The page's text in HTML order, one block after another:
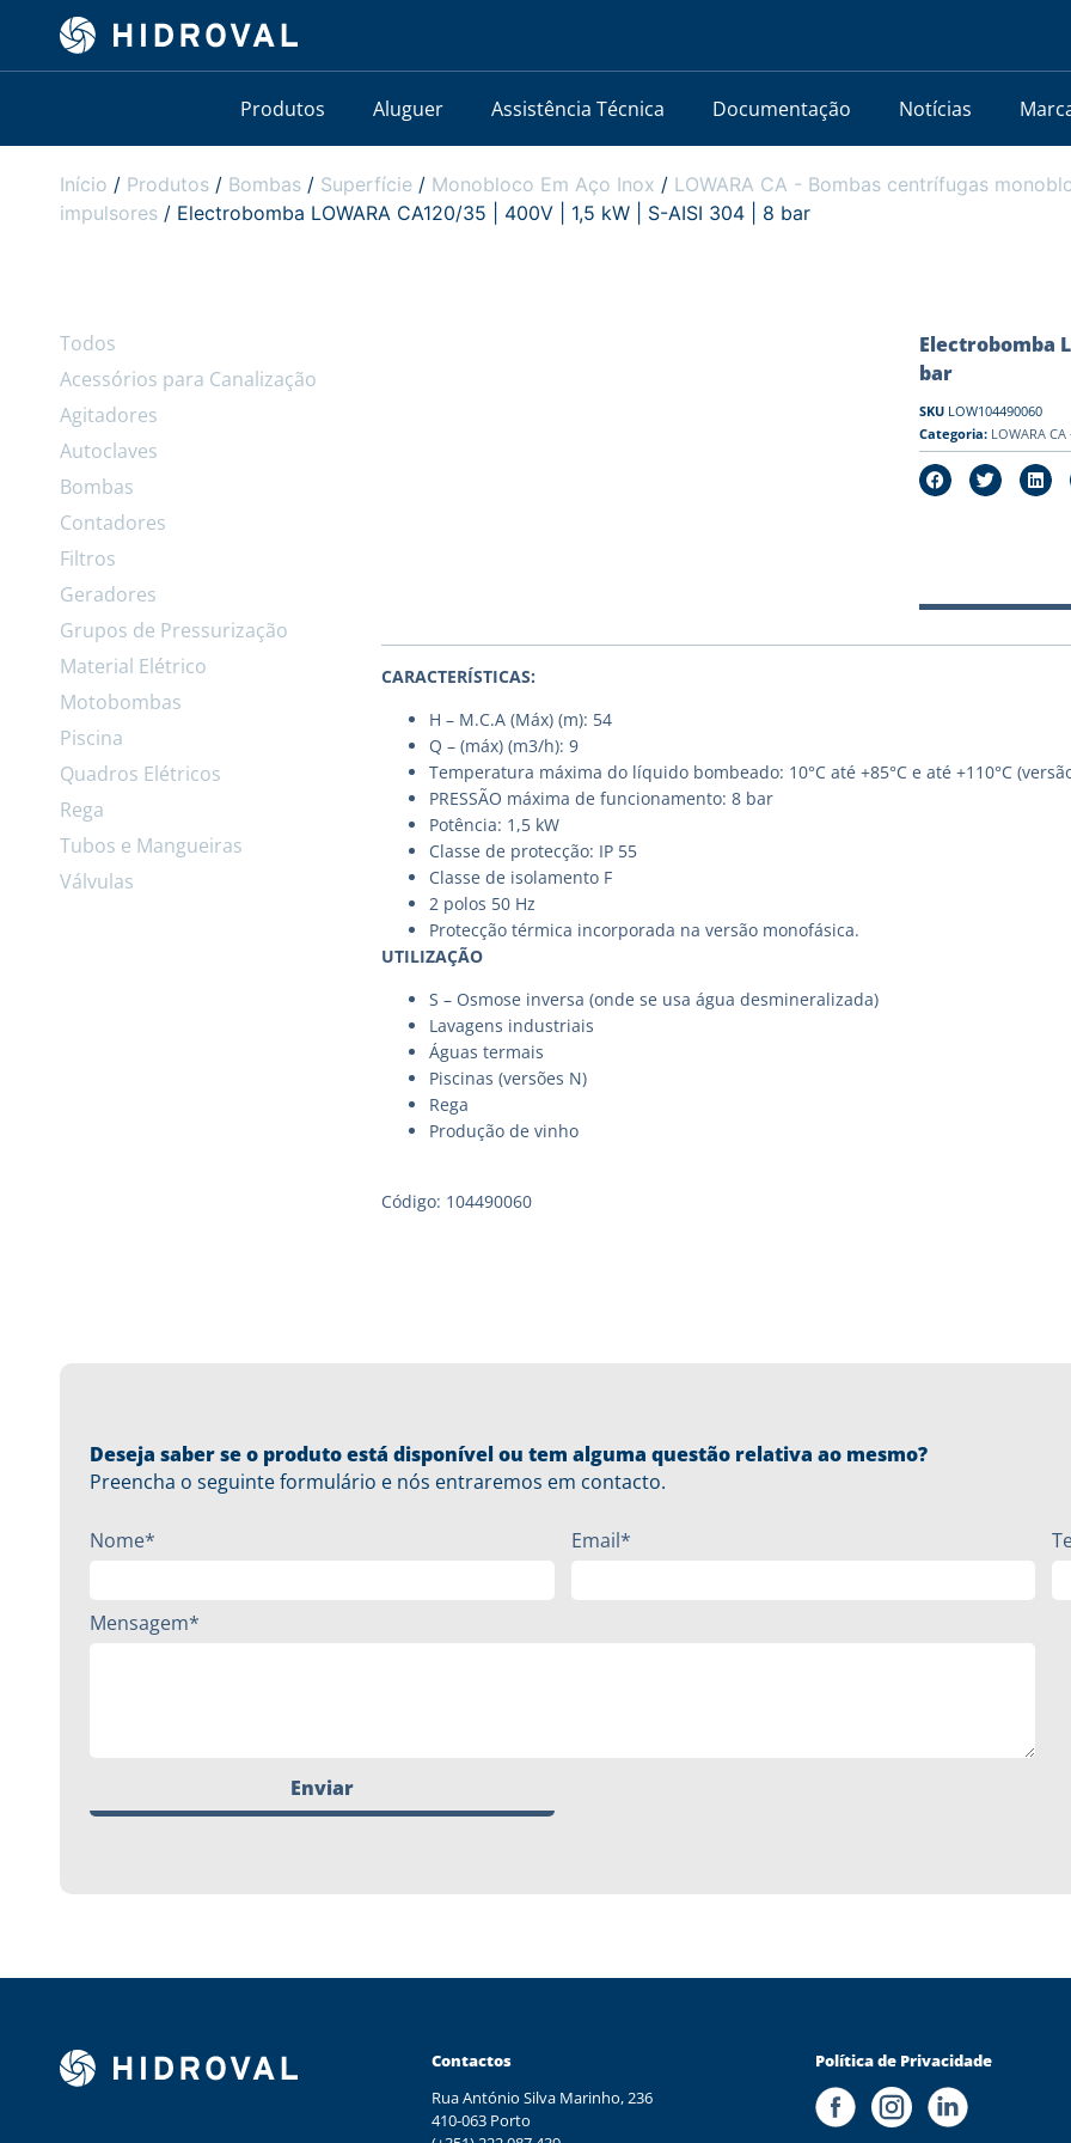
Produtos Aluguer Assistência Técnica Documentação Notícias
Início / Produtos / Bombas / Superfície / Monobloco Em Aço Inox / LOWARA CA - Bombas centrífugas
impulsores / Electrobomba LOWARA CA120/35 | 400V | 1,5 kW | S-AISI 304 | 8 bar
Todos
Acessórios para Canalização
Agitadores
Autoclaves
Bombas
Contadores
Filtros
Geradores
Grupos de Pressurização
Material Elétrico
Motobombas
Piscina
Quadros Elétricos
Rega
Tubos e Mangueiras
Válvulas
Electrobomba
bar
SKU LOW104490060
Categoria: LOWARA
CARACTERÍSTICAS:
H – M.C.A (Máx) (m): 54
Q – (máx) (m3/h): 9
Temperatura máxima do líquido bombeado: 10°C até +85°C e até +110°C
PRESSÃO máxima de funcionamento: 8 bar
Potência: 1,5 kW
Classe de protecção: IP 55
Classe de isolamento F
2 polos 50 Hz
Protecção térmica incorporada na versão monofásica.
UTILIZAÇÃO
S – Osmose inversa (onde se usa água desmineralizada)
Lavagens industriais
Águas termais
Piscinas (versões N)
Rega
Produção de vinho
Código: 104490060
Deseja saber se o produto está disponível ou tem alguma questão relativa ao mesmo?
Preencha o seguinte formulário e nós entraremos em contacto.
Nome* Email*
Mensagem*
Enviar
Contactos
Rua António Silva Marinho, 236
410-063 Porto
Política de Privacidade